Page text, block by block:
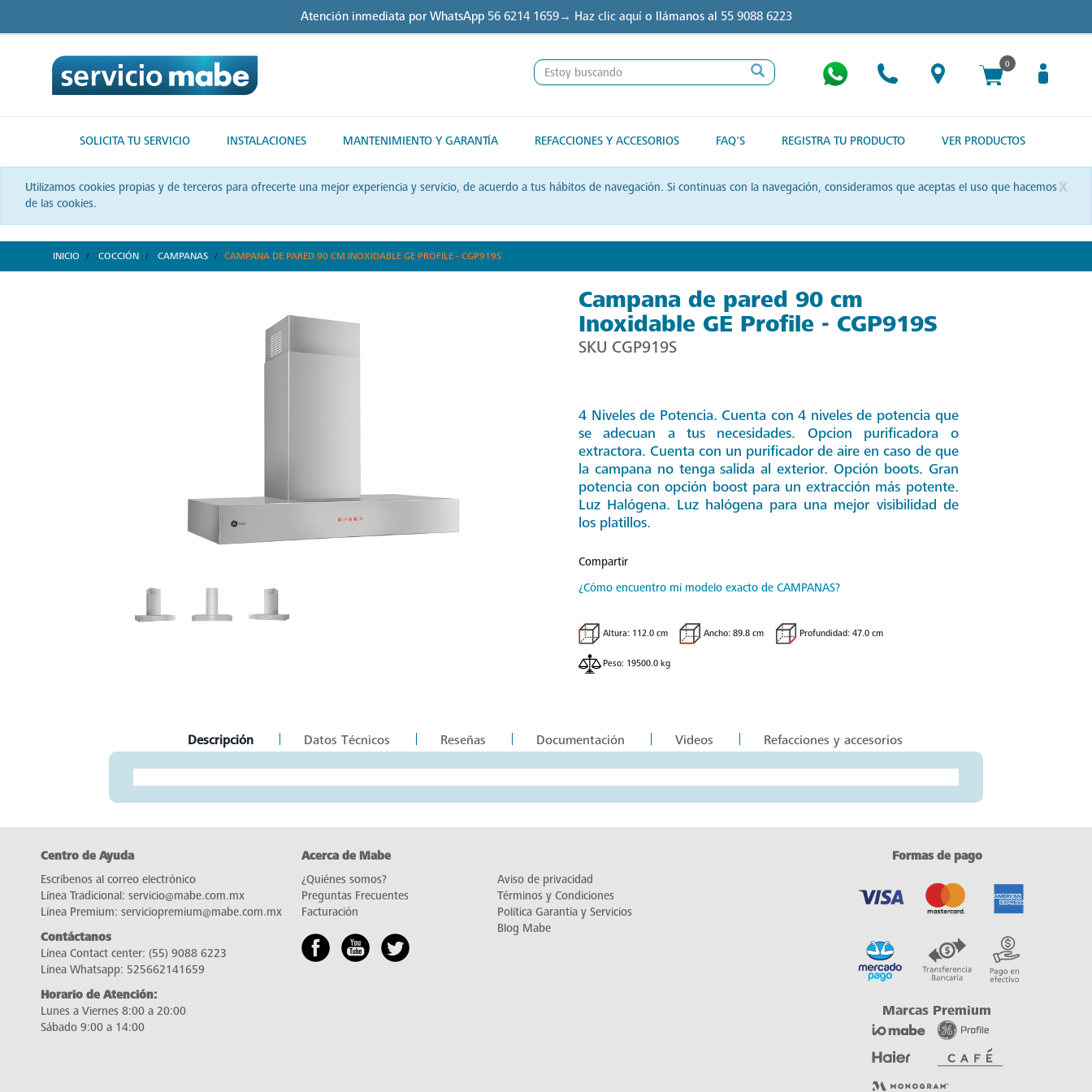
Atención inmediata por WhatsApp 56 6214 1659→ Haz clic aquío llámanos al 55 9088 6223
0
SOLICITA TU SERVICIO INSTALACIONES MANTENIMIENTO Y GARANTÍA REFACCIONES Y ACCESORIOS FAQ'S REGISTRA TU PRODUCTO VER PRODUCTOS
x
Utilizamos cookies propias y de terceros para ofrecerte una mejor experiencia y servicio, de acuerdo a tus hábitos de navegación. Si continuas con la navegación, consideramos que aceptas el uso que hacemos
de las cookies.
INICIO COCCIÓN CAMPANAS CAMPANA DE PARED 90 CM INOXIDABLE GE PROFILE - CGP919S
Campana de pared 90 cm
Inoxidable GE Profile - CGP919S
SKU CGP919S
4 Niveles de Potencia. Cuenta con 4 niveles de potencia que
se adecuan a tus necesidades. Opcion purificadora o
extractora. Cuenta con un purificador de aire en caso de que
la campana no tenga salida al exterior. Opción boots. Gran
potencia con opción boost para un extracción más potente.
Luz Halógena. Luz halógena para una mejor visibilidad de
los platillos.
Compartir
¿Cómo encuentro mi modelo exacto de CAMPANAS?
Altura: 112.0 cm Ancho: 89.8 cm Profundidad: 47.0 cm
Peso: 19500.0 kg
current
Descripción Datos Técnicos Reseñas Documentación Videos Refacciones y accesorios
Centro de Ayuda
Escríbenos al correo electrónico
Línea Tradicional: servicio@mabe.com.mx
Línea Premium: serviciopremium@mabe.com.mx
Contáctanos
Línea Contact center: (55) 9088 6223
Línea Whatsapp: 525662141659
Horario de Atención:
Lunes a Viernes 8:00 a 20:00
Sábado 9:00 a 14:00
Acerca de Mabe
¿Quiénes somos?
Preguntas Frecuentes
Facturación
Aviso de privacidad
Términos y Condiciones
Política Garantía y Servicios
Blog Mabe
Formas de pago